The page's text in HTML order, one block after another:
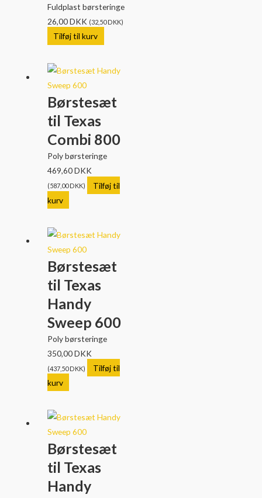
Fuldplast børsteringe
26,00DKK (32,50DKK)
Tilføj til kurv
Børstesæt
til Texas
Combi 800
Poly børsteringe
469,60DKK
(587,00DKK)
Tilføj til
kurv
Børstesæt
til Texas
Handy
Sweep 600
Poly børsteringe
350,00DKK
(437,50DKK)
Tilføj til
kurv
Børstesæt
til Texas
Handy